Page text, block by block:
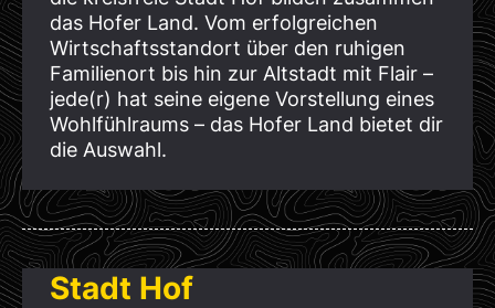
das Hofer Land. Vom erfolgreichen
Wirtschaftsstandort über den ruhigen
Familienort bis hin zur Altstadt mit Flair –
jede(r) hat seine eigene Vorstellung eines
Wohlfühlraums – das Hofer Land bietet dir
die Auswahl.
Stadt Hof